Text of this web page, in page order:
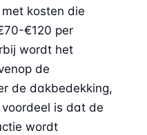
kosten die
€120 per
wordt het
de
de dakbedekking,
is dat de
wordt